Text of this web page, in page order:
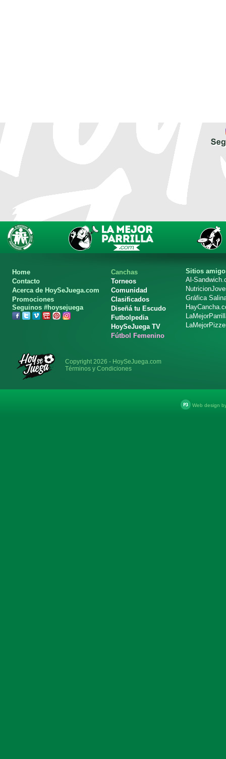
Home
Contacto
Acerca de HoySeJuega.com
Promociones
Seguinos #hoysejuega
Canchas
Torneos
Comunidad
Clasificados
Diseñá tu Escudo
Futbolpedia
HoySeJuega TV
Fútbol Femenino
Sitios
Al-
Gráfica
Copyright 2026 - HoySeJuega.com
Términos y Condiciones
Web design